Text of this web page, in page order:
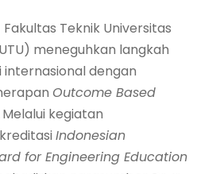
Fakultas Teknik Universitas
meneguhkan langkah
internasional dengan
Outcome Based
Melalui kegiatan
Indonesian
for Engineering Education